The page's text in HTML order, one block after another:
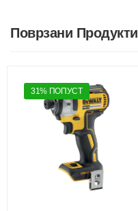
Поврзани Продукти
31% ПОПУСТ